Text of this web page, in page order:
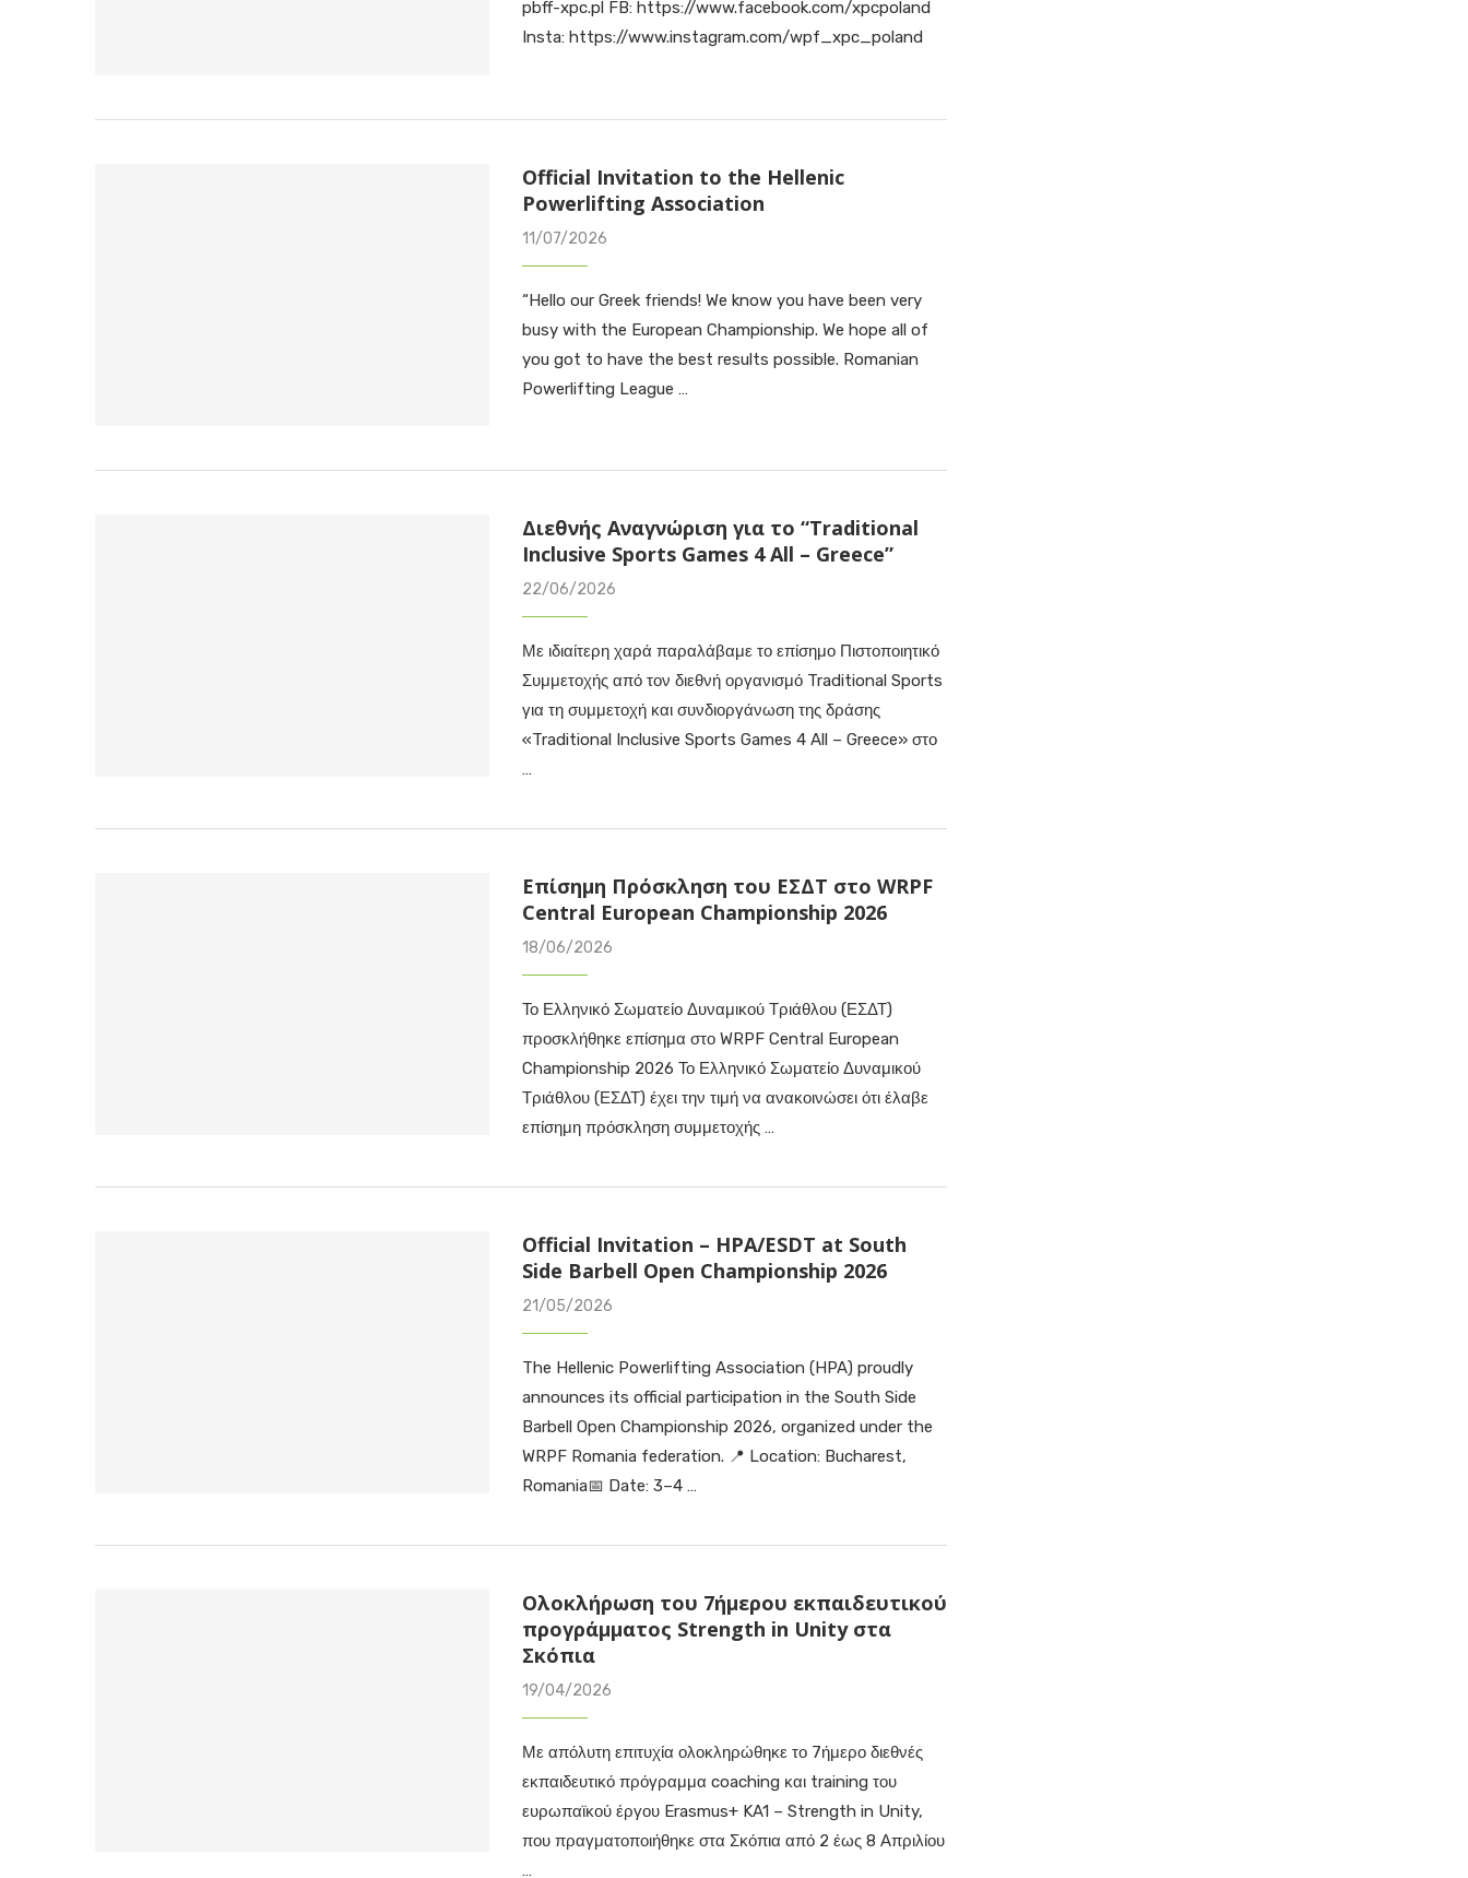
pbff-xpc.pl FB: https://www.facebook.com/xpcpoland
Insta: https://www.instagram.com/wpf_xpc_poland
Official Invitation to the Hellenic
Powerlifting Association
11/07/2026
“Hello our Greek friends! We know you have been very
busy with the European Championship. We hope all of
you got to have the best results possible. Romanian
Powerlifting League …
Διεθνής Αναγνώριση για το “Traditional
Inclusive Sports Games 4 All – Greece”
22/06/2026
Με ιδιαίτερη χαρά παραλάβαμε το επίσημο Πιστοποιητικό
Συμμετοχής από τον διεθνή οργανισμό Traditional Sports
για τη συμμετοχή και συνδιοργάνωση της δράσης
«Traditional Inclusive Sports Games 4 All – Greece» στο
…
Επίσημη Πρόσκληση του ΕΣΔΤ στο WRPF
Central European Championship 2026
18/06/2026
Το Ελληνικό Σωματείο Δυναμικού Τριάθλου (ΕΣΔΤ)
προσκλήθηκε επίσημα στο WRPF Central European
Championship 2026 Το Ελληνικό Σωματείο Δυναμικού
Τριάθλου (ΕΣΔΤ) έχει την τιμή να ανακοινώσει ότι έλαβε
επίσημη πρόσκληση συμμετοχής …
Official Invitation – HPA/ESDT at South
Side Barbell Open Championship 2026
21/05/2026
The Hellenic Powerlifting Association (HPA) proudly
announces its official participation in the South Side
Barbell Open Championship 2026, organized under the
WRPF Romania federation. 📍 Location: Bucharest,
Romania📅 Date: 3–4 …
Ολοκλήρωση του 7ήμερου εκπαιδευτικού
προγράμματος Strength in Unity στα
Σκόπια
19/04/2026
Με απόλυτη επιτυχία ολοκληρώθηκε το 7ήμερο διεθνές
εκπαιδευτικό πρόγραμμα coaching και training του
ευρωπαϊκού έργου Erasmus+ KA1 – Strength in Unity,
που πραγματοποιήθηκε στα Σκόπια από 2 έως 8 Απριλίου
…